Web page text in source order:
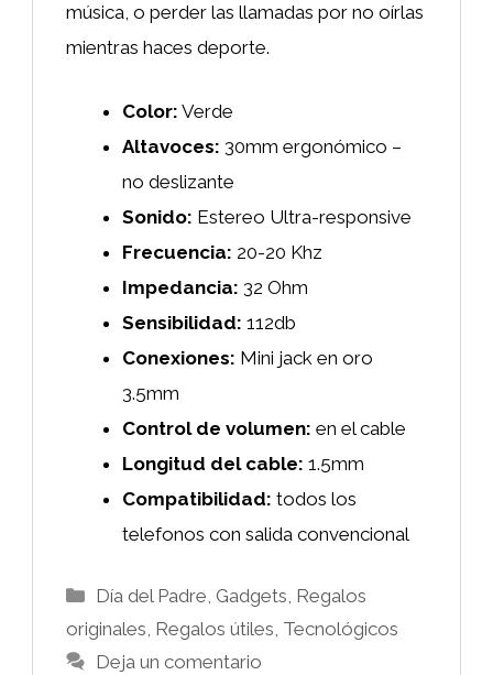
música, o perder las llamadas por no oírlas
mientras haces deporte.
Color: Verde
Altavoces: 30mm ergonómico –
no deslizante
Sonido: Estereo Ultra-responsive
Frecuencia: 20-20 Khz
Impedancia: 32 Ohm
Sensibilidad: 112db
Conexiones: Mini jack en oro
3.5mm
Control de volumen: en el cable
Longitud del cable: 1.5mm
Compatibilidad: todos los
telefonos con salida convencional
Categorías
Día del Padre, Gadgets, Regalos
originales, Regalos útiles, Tecnológicos
Deja un comentario